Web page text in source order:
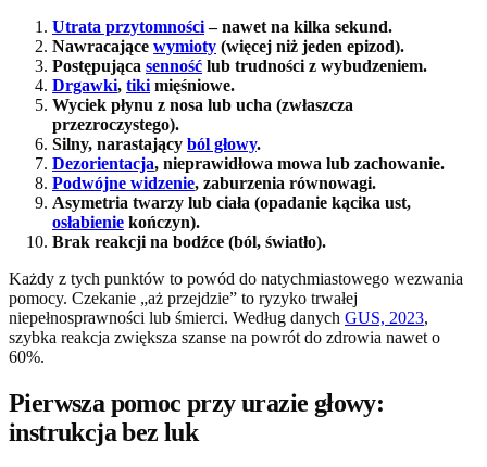
Utrata przytomności– nawet na kilka sekund.
Nawracające wymioty (więcej niż jeden epizod).
Postępująca senność lub trudności z wybudzeniem.
Drgawki, tiki mięśniowe.
Wyciek płynu z nosa lub ucha (zwłaszcza
przezroczystego).
Silny, narastający ból głowy.
Dezorientacja, nieprawidłowa mowa lub zachowanie.
Podwójne widzenie, zaburzenia równowagi.
Asymetria twarzy lub ciała (opadanie kącika ust,
osłabienie kończyn).
Brak reakcji na bodźce (ból, światło).
Każdy z tych punktów to powód do natychmiastowego wezwania
pomocy. Czekanie „aż przejdzie” to ryzyko trwałej
niepełnosprawności lub śmierci. Według danych GUS, 2023,
szybka reakcja zwiększa szanse na powrót do zdrowia nawet o
60%.
Pierwsza pomoc przy urazie głowy:
instrukcja bez luk